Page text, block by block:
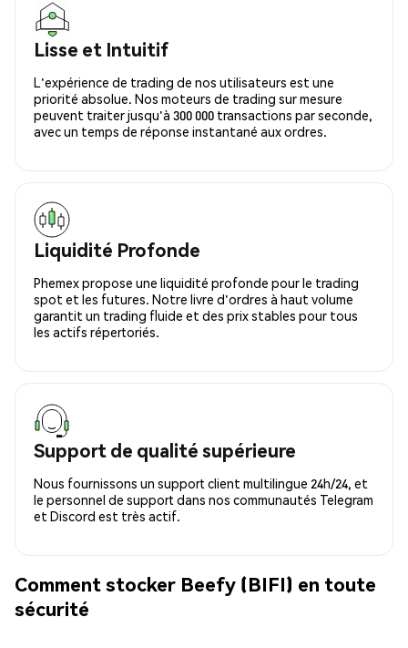
Lisse et Intuitif
L'expérience de trading de nos utilisateurs est une
priorité absolue. Nos moteurs de trading sur mesure
peuvent traiter jusqu'à 300 000 transactions par seconde,
avec un temps de réponse instantané aux ordres.
Liquidité Profonde
Phemex propose une liquidité profonde pour le trading
spot et les futures. Notre livre d'ordres à haut volume
garantit un trading fluide et des prix stables pour tous
les actifs répertoriés.
Support de qualité supérieure
Nous fournissons un support client multilingue 24h/24, et
le personnel de support dans nos communautés Telegram
et Discord est très actif.
Comment stocker Beefy (BIFI) en toute
sécurité